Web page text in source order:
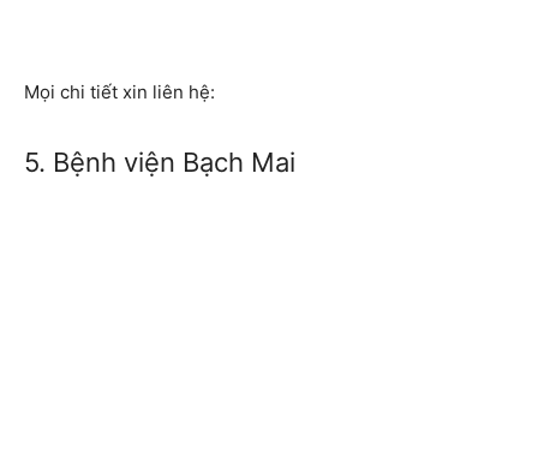
Mọi chi tiết xin liên hệ:
5. Bệnh viện Bạch Mai